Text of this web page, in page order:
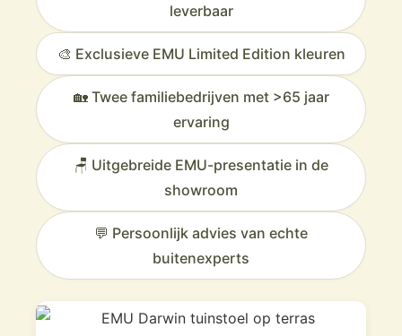
leverbaar
🎨 Exclusieve EMU Limited Edition kleuren
🏡 Twee familiebedrijven met >65 jaar
ervaring
🪑 Uitgebreide EMU-presentatie in de
showroom
💬 Persoonlijk advies van echte
buitenexperts